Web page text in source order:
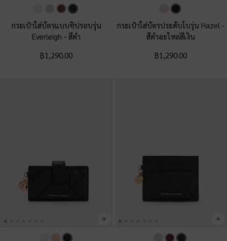
กระเป๋าใส่บัตรแบบซิปรอบรุ่น
Everleigh-สีดำ
฿1,290.00
กระเป๋าใส่บัตรประดับโบรุ่น Hazel -
สีดำอะไหล่สีเงิน
฿1,290.00